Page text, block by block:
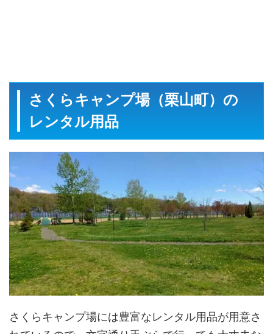
さくらキャンプ場（栗山町）の
レンタル用品
さくらキャンプ場には豊富なレンタル用品が用意さ